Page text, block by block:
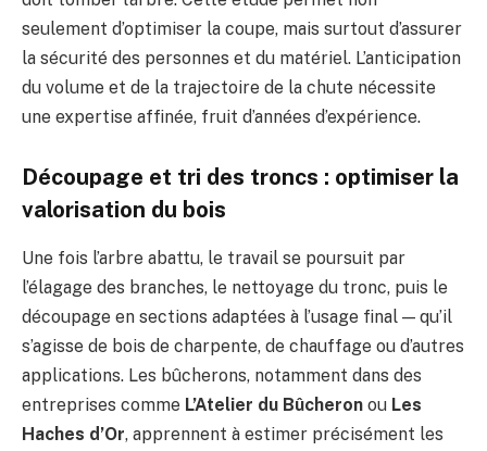
seulement d’optimiser la coupe, mais surtout d’assurer
la sécurité des personnes et du matériel. L’anticipation
du volume et de la trajectoire de la chute nécessite
une expertise affinée, fruit d’années d’expérience.
Découpage et tri des troncs : optimiser la
valorisation du bois
Une fois l’arbre abattu, le travail se poursuit par
l’élagage des branches, le nettoyage du tronc, puis le
découpage en sections adaptées à l’usage final — qu’il
s’agisse de bois de charpente, de chauffage ou d’autres
applications. Les bûcherons, notamment dans des
entreprises comme L’Atelier du Bûcheron ou Les
Haches d’Or, apprennent à estimer précisément les